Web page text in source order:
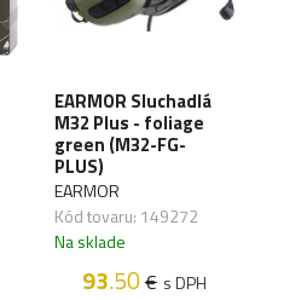
EARMOR Sluchadlá
M32 Plus - foliage
green (M32-FG-
PLUS)
EARMOR
Kód tovaru: 149272
Na sklade
93.50€ s DPH